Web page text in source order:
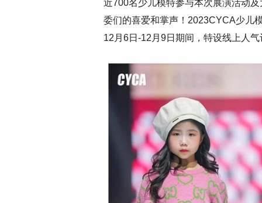
近700名少儿模特参与本次展演活动
委们的喜爱和掌声！2023CYCA少儿
12月6日-12月9日期间，特设线上人